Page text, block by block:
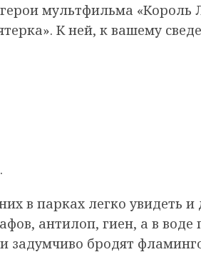
мультфильма «Король
К ней, к вашему
в парках легко увидеть и
антилоп, гиен, а в
задумчиво бродят